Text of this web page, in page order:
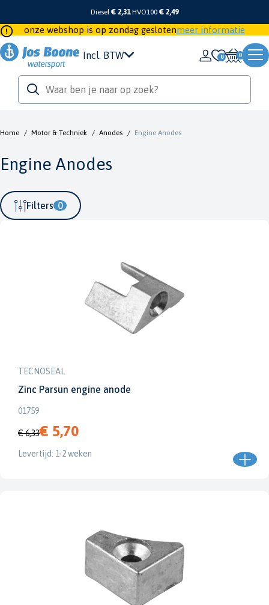
Diesel€ 2,31 HVO100 € 2,49
onze webshop is op zondag geslotenmeer informatie
Incl. BTW 0
Home / Motor & Techniek / Anodes / Engine Anodes
Engine Anodes
Filters 0
TECNOSEAL
Zinc Parsun engine anode
01759
€ 6,33€ 5,70
Levertijd: 1-2 weken